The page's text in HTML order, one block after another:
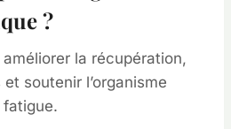
?
la récupération,
soutenir l’organisme
fatigue.